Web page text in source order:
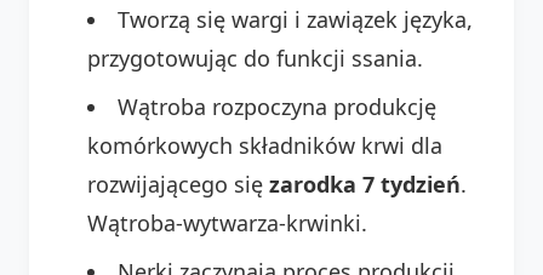
Tworzą się wargi i zawiązek języka,
przygotowując do funkcji ssania.
Wątroba rozpoczyna produkcję
komórkowych składników krwi dla
rozwijającego się zarodka 7 tydzień.
Wątroba-wytwarza-krwinki.